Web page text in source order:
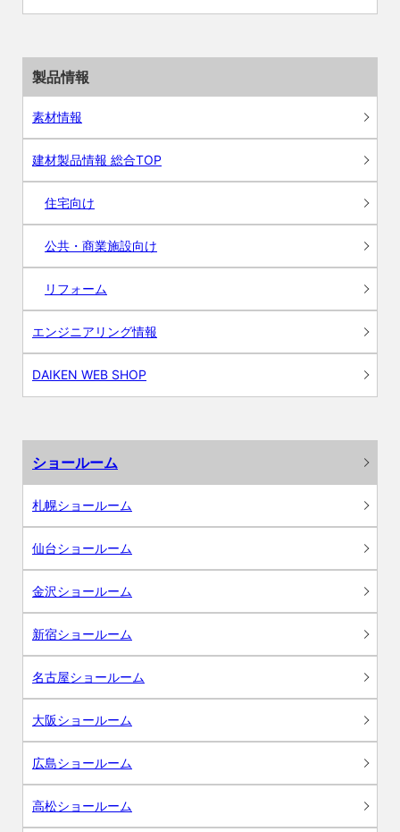
製品情報
素材情報
建材製品情報 総合TOP
住宅向け
公共・商業施設向け
リフォーム
エンジニアリング情報
DAIKEN WEB SHOP
ショールーム
札幌ショールーム
仙台ショールーム
金沢ショールーム
新宿ショールーム
名古屋ショールーム
大阪ショールーム
広島ショールーム
高松ショールーム